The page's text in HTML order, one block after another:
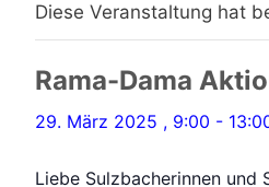
Diese Veranstaltung hat
Rama-Dama
29. März 2025 , 9:00 -
Liebe Sulzbacherinnen und